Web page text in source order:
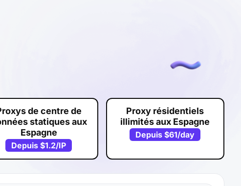
de centre de
statiques aux
Espagne
Depuis$1.2/IP
Proxy résidentiels
illimités aux Espagne
Depuis$61/day